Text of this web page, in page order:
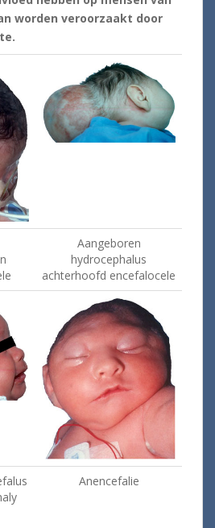
worden veroorzaakt door
Aangeboren
hydrocephalus
achterhoofd encefalocele
Anencefalie